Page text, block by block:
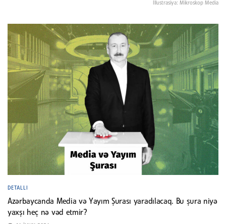
İllustrasiya: Mikroskop Media
DETALLI
Azərbaycanda Media və Yayım Şurası yaradılacaq. Bu şura niyə
yaxşı heç nə vəd etmir?